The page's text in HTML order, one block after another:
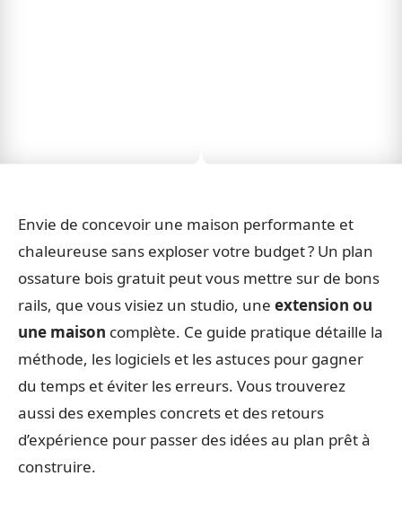
Envie de concevoir une maison performante et
chaleureuse sans exploser votre budget ? Un plan
ossature bois gratuit peut vous mettre sur de bons
rails, que vous visiez un studio, une extension ou
une maison complète. Ce guide pratique détaille la
méthode, les logiciels et les astuces pour gagner
du temps et éviter les erreurs. Vous trouverez
aussi des exemples concrets et des retours
d’expérience pour passer des idées au plan prêt à
construire.